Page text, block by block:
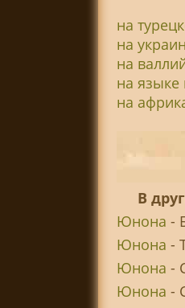
на
на
на
на
на
В
Юнона -
Юнона -
Юнона -
Юнона -